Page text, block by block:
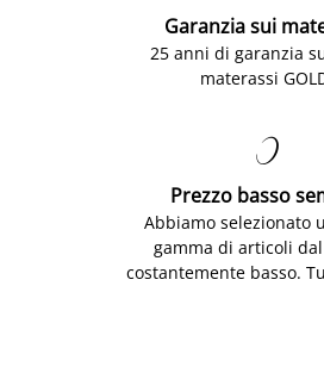
Garanzia sui
25 anni di garanzia
materassi

Prezzo basso
Abbiamo selezionato
gamma di articoli
costantemente basso.